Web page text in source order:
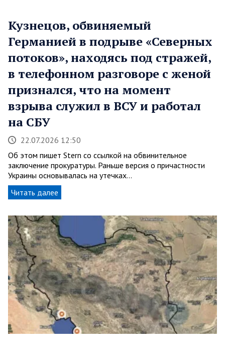
Кузнецов, обвиняемый
Германией в подрыве «Северных
потоков», находясь под стражей,
в телефонном разговоре с женой
признался, что на момент
взрыва служил в ВСУ и работал
на СБУ
22.07.2026 12:50
Об этом пишет Stern со ссылкой на обвинительное
заключение прокуратуры. Раньше версия о причастности
Украины основывалась на утечках…
Читать далее